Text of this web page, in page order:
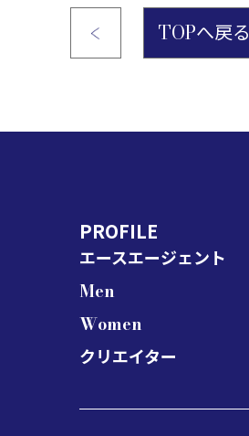
TOPへ戻る
PROFILE
エースエージェント
Men
Women
クリエイター